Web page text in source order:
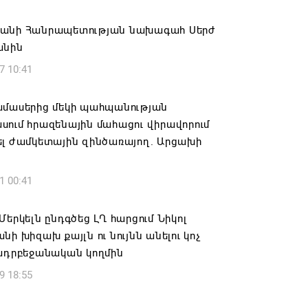
16:21
ղեկավար Գևորգ Փարսյանի
աշխատանքներ՝ գյուղական
16:09
բանակը «Իսկանդերով» հարվածել
14:32
120 մլն եվրո ներդրում՝
մի շարք զբոսաշրջային
Հանրապետության նախագահ Սերժ
10:41
մեկի պահպանության
հրազենային մահացու վիրավորում
ժամկետային զինծառայող. Արցախի
00:41
ընդգծեց ԼՂ հարցում Նիկոլ
խիզախ քայլն ու նույնն անելու կոչ
կողմին
18:55